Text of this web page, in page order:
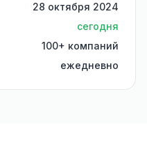
28 октября 2024
сегодня
100+ компаний
ежедневно